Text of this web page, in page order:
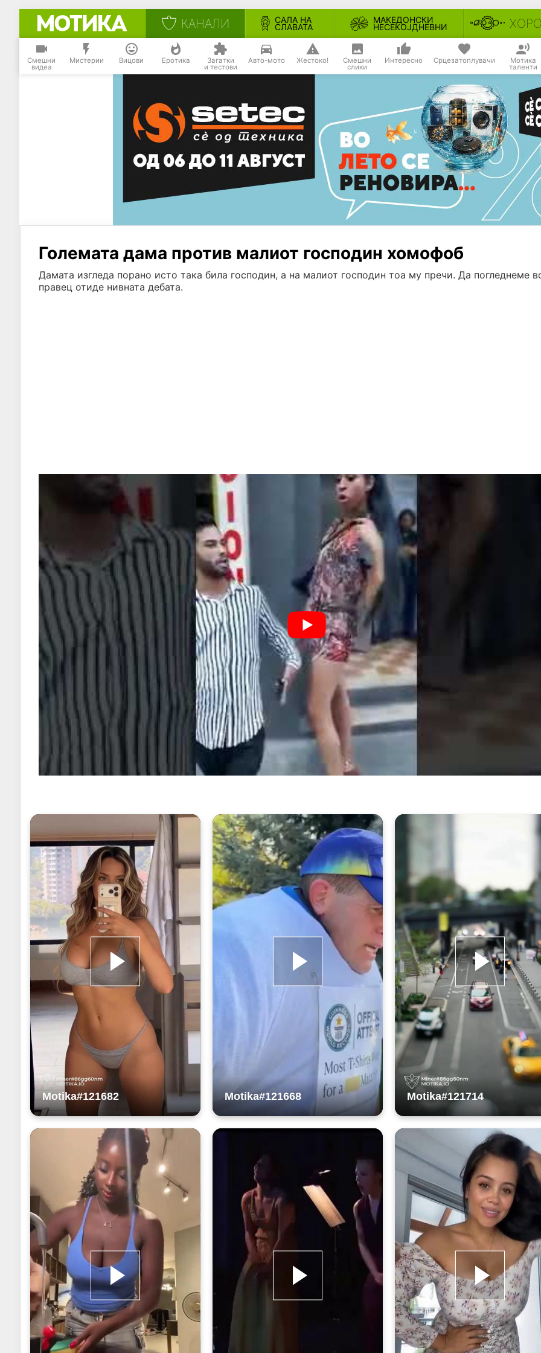
КАНАЛИ САЛА НА
СЛАВАТА
МАКЕДОНСКИ
НЕСЕКОЈДНЕВНИ
Смешни
видеа
Мистерии Вицови Еротика Загатки
и тестови
Авто-мото Жестоко! Смешни
слики
Интересно Срцезатоплувачи Мотика
таленти
Големата дама против малиот господин хомофоб
Дамата изгледа порано исто така била господин, а на малиот господин тоа му пречи. Да погледнеме
правец отиде нивната дебата.